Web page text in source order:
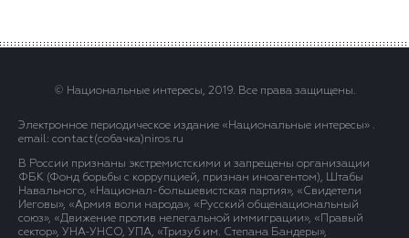
© Национальные интересы, 2019. Все права защищены.
Электронное периодическое издание «Национальные интересы» .
email: contact(сoбaчка)niros.ru
В России признаны экстремистскими и запрещены организации
ФБК (Фонд борьбы с коррупцией, признан иноагентом), Штабы
Навального, «Национал-большевистская партия», «Свидетели
Иеговы», «Армия воли народа», «Русский общенациональный
союз», «Движение против нелегальной иммиграции», «Правый
сектор», УНА-УНСО, УПА, «Тризуб им. Степана Бандеры»,